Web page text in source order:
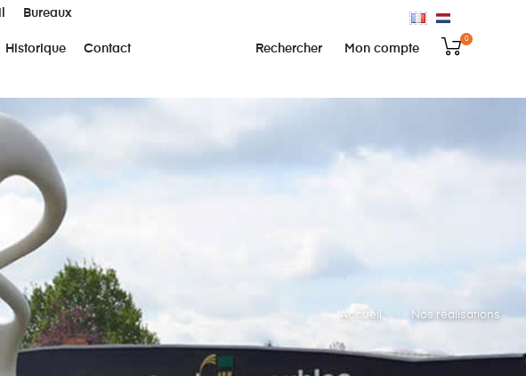
Bureaux
Historique Contact
0
Mon compte
Rechercher
Accueil Nos réalisations